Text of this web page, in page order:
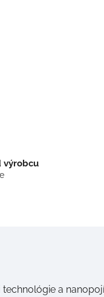
výrobcu
technológie a